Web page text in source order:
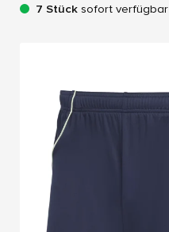
7 Stück sofort verfügbar